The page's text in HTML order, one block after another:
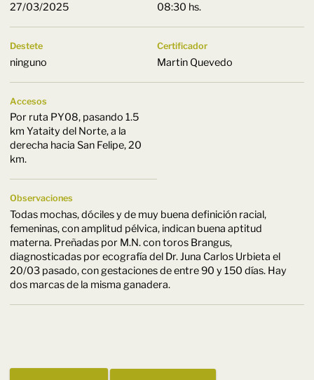
27/03/2025 08:30 hs.
Destete
ninguno
Certificador
Martin Quevedo
Accesos
Por ruta PY08, pasando 1.5
km Yataity del Norte, a la
derecha hacia San Felipe, 20
km.
Observaciones
Todas mochas, dóciles y de muy buena definición racial,
femeninas, con amplitud pélvica, indican buena aptitud
materna. Preñadas por M.N. con toros Brangus,
diagnosticadas por ecografía del Dr. Juna Carlos Urbieta el
20/03 pasado, con gestaciones de entre 90 y 150 días. Hay
dos marcas de la misma ganadera.